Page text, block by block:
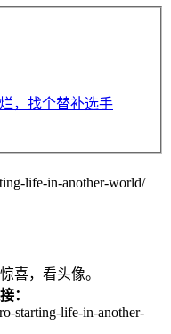
，找个替补选手
life-in-another-world/
喜，看头像。
：
starting-life-in-another-